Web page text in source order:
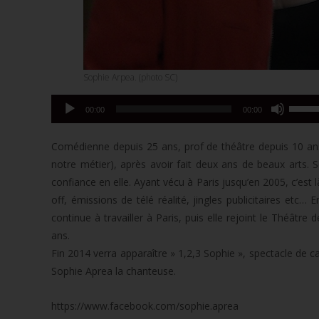
Sophie Arpea. (photo SC)
Lecteur
audio
00:00 00:00
Comédienne depuis 25 ans, prof de théâtre depuis 10
notre métier), après avoir fait deux ans de beaux arts.
confiance en elle. Ayant vécu à Paris jusqu’en 2005,
off, émissions de télé réalité, jingles publicitaires etc…
continue à travailler à Paris, puis elle rejoint le Théâtre
ans.
Fin 2014 verra apparaître » 1,2,3 Sophie », spectacle de
Sophie Aprea la chanteuse.
https://www.facebook.com/sophie.aprea